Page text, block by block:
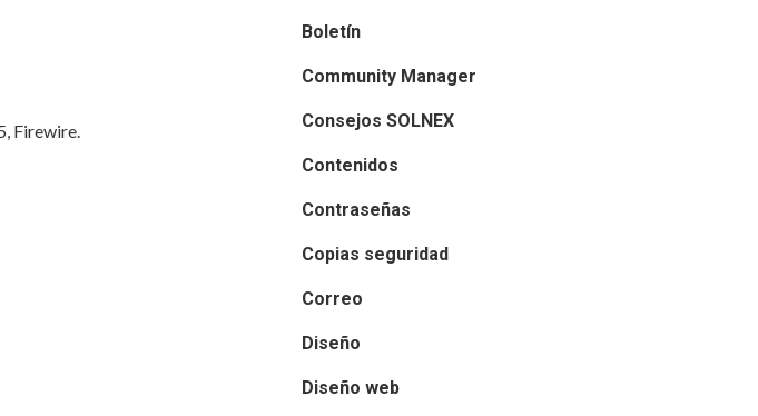
Firewire.
Boletín
Community Manager
Consejos SOLNEX
Contenidos
Contraseñas
Copias seguridad
Correo
Diseño
Diseño web